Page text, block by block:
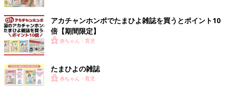
アカチャンホンポでたまひよ雑誌を買うとポイント10
倍【期間限定】
赤ちゃん・育児
たまひよの雑誌
赤ちゃん・育児